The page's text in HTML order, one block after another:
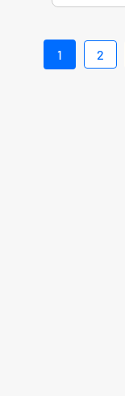
1 2